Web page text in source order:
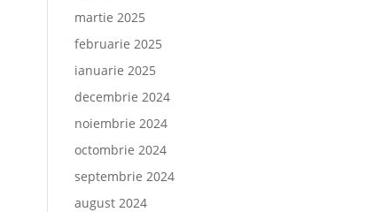
martie 2025
februarie 2025
ianuarie 2025
decembrie 2024
noiembrie 2024
octombrie 2024
septembrie 2024
august 2024